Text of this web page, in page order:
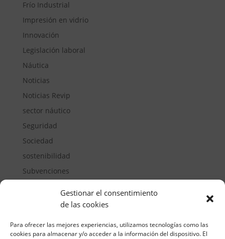
Gestionar el consentimiento
de las cookies
Para ofrecer las mejores experiencias, utilizamos tecnologías como las
cookies para almacenar y/o acceder a la información del dispositivo. El
Frío Industrial
Impresión en vidrio
Innovación
Legislación laboral
Náutica
Noticias
Noticias Revip
sector náutico
Seguridad
Sociedad
sostenibilidad
Subvenciones